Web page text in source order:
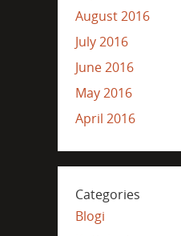
August 2016
July 2016
June 2016
May 2016
April 2016
Categories
Blogi